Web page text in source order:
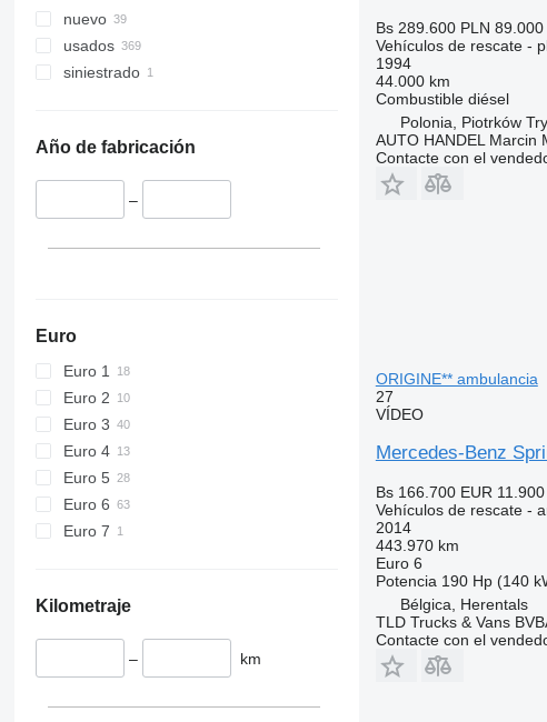
nuevo
usados
siniestrado
Año de fabricación
–
Euro
Euro 1
Euro 2
Euro 3
Euro 4
Euro 5
Euro 6
Euro 7
Kilometraje
– km
Bs 289.600 PLN 89.000
Vehículos de rescate -
1994
44.000 km
Combustible diésel
Polonia, Piotrków
AUTO HANDEL Marcin
Contacte con el
ORIGINE** ambulancia
27
VÍDEO
Mercedes-Benz
Bs 166.700 EUR 11.900
Vehículos de rescate -
2014
443.970 km
Euro 6
Potencia 190 Hp (140
Bélgica, Herentals
TLD Trucks & Vans
Contacte con el